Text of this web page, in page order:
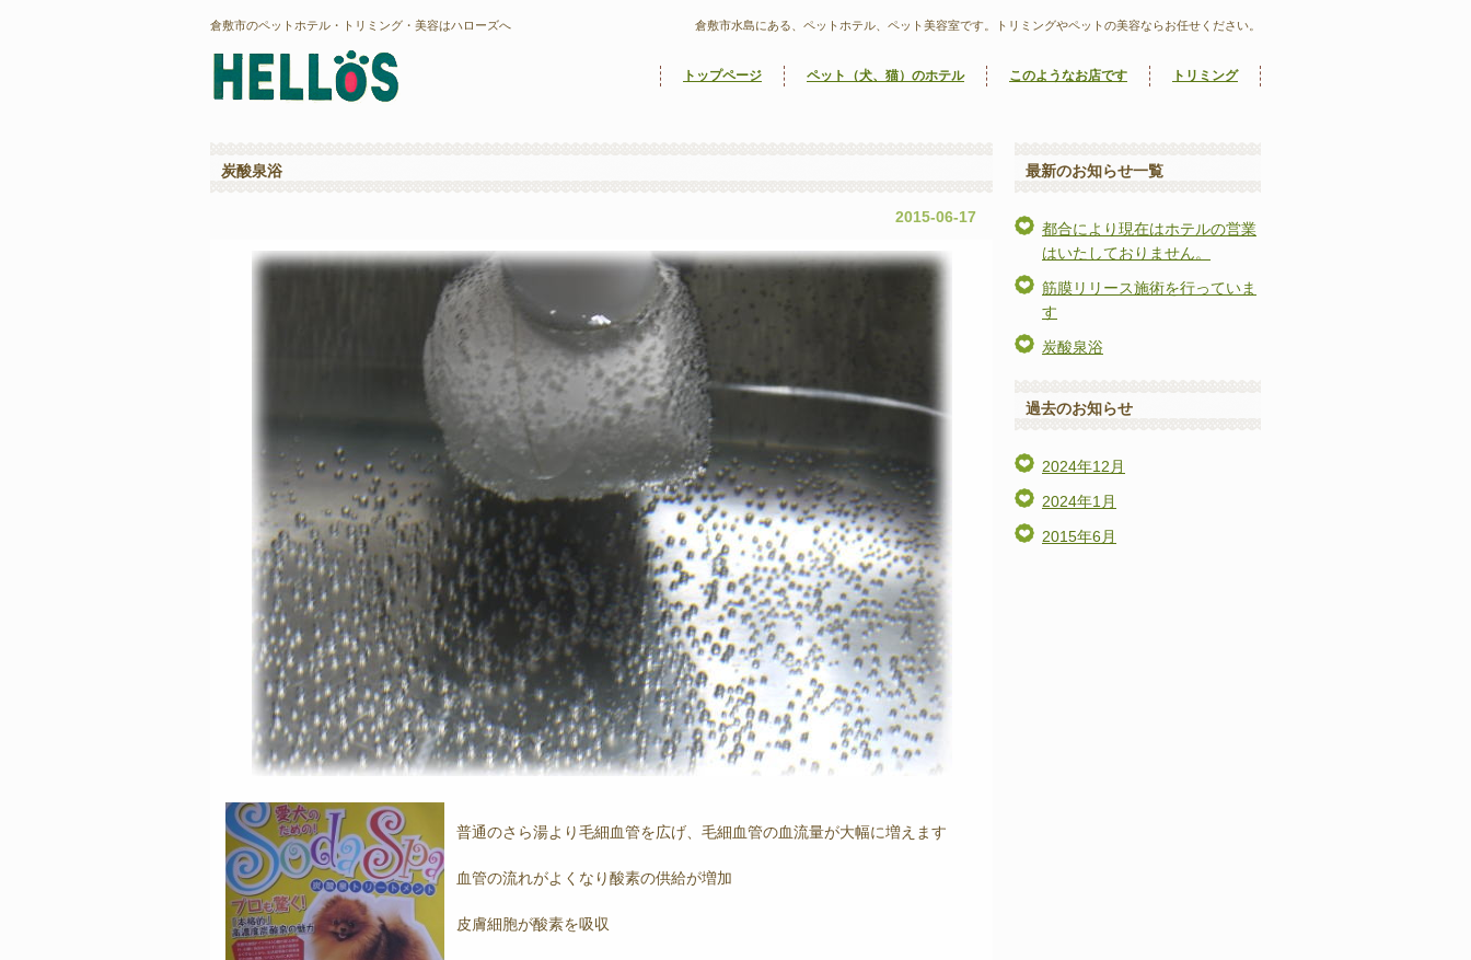
倉敷市のペットホテル・トリミング・美容はハローズへ 倉敷市水島にある、ペットホテル、ペット美容室です。トリミングやペットの美容ならお任せください。
トップページ ペット（犬、猫）のホテル このようなお店です トリミング
炭酸泉浴
2015-06-17
普通のさら湯より毛細血管を広げ、毛細血管の血流量が大幅に増えます
血管の流れがよくなり酸素の供給が増加
皮膚細胞が酸素を吸収
最新のお知らせ一覧
都合により現在はホテルの営業
はいたしておりません。
筋膜リリース施術を行っていま
す
炭酸泉浴
過去のお知らせ
2024年12月
2024年1月
2015年6月